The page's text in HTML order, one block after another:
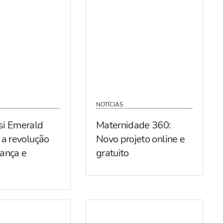
Emerald
revolução
e
NOTÍCIAS
Maternidade 360:
Novo projeto online e
gratuito